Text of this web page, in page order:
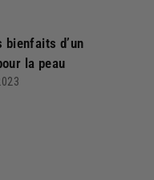
bienfaits d’un
la peau